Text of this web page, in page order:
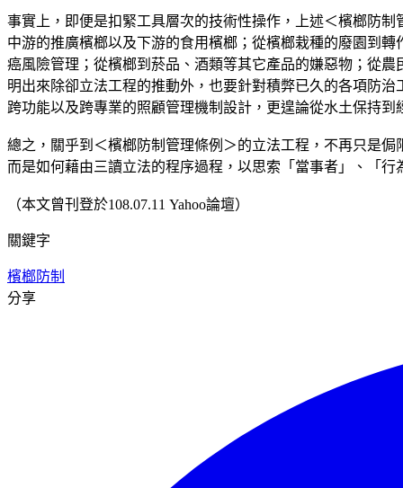
事實上，即便是扣緊工具層次的技術性操作，上述＜檳榔防
中游的推廣檳榔以及下游的食用檳榔；從檳榔栽種的廢園到
癌風險管理；從檳榔到菸品、酒類等其它產品的嫌惡物；從
明出來除卻立法工程的推動外，也要針對積弊已久的各項防
跨功能以及跨專業的照顧管理機制設計，更遑論從水土保持到
總之，關乎到＜檳榔防制管理條例＞的立法工程，不再只是
而是如何藉由三讀立法的程序過程，以思索「當事者」、「
（本文曾刊登於108.07.11 Yahoo論壇）
關鍵字
檳榔防制
分享